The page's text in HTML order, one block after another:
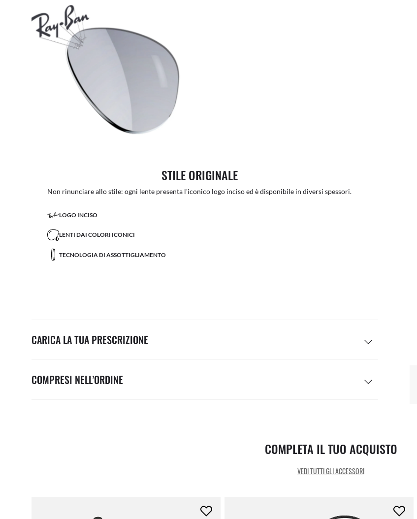
STILE ORIGINALE
Non rinunciare allo stile: ogni lente presenta l'iconico logo inciso ed è disponibile in diversi spessori.
LOGO INCISO
LENTI DAI COLORI ICONICI
TECNOLOGIA DI ASSOTTIGLIAMENTO
CARICA LA TUA PRESCRIZIONE
COMPRESI NELL’ORDINE
COMPLETA IL TUO ACQUISTO
VEDI TUTTI GLI ACCESSORI